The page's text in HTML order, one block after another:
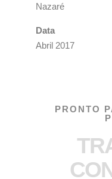
Nazaré
Data
Abril 2017
PRONTO